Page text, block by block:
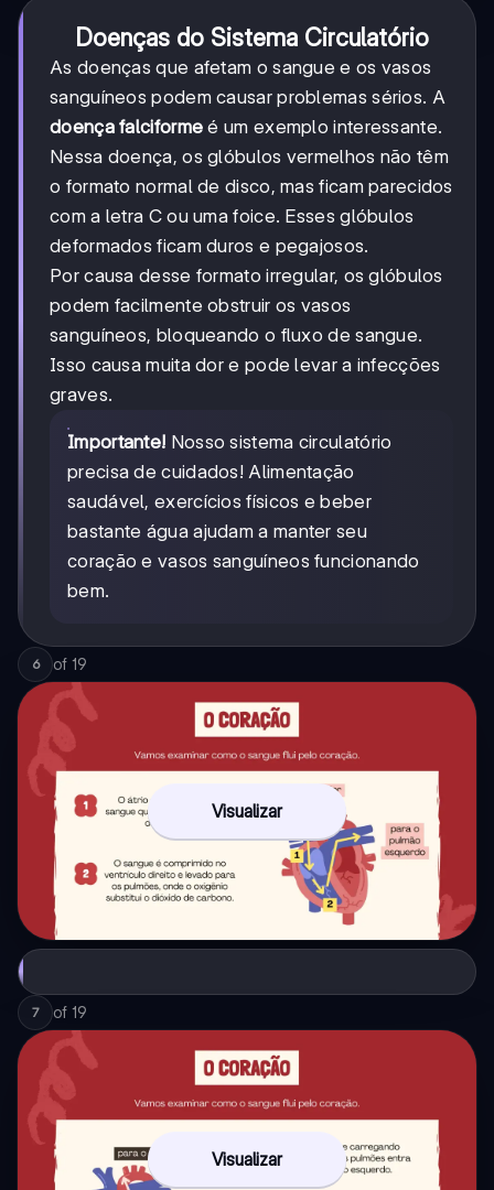
Doenças do Sistema Circulatório
As doenças que afetam o sangue e os vasos
sanguíneos podem causar problemas sérios. A
doença falciforme é um exemplo interessante.
Nessa doença, os glóbulos vermelhos não têm
o formato normal de disco, mas ficam parecidos
com a letra C ou uma foice. Esses glóbulos
deformados ficam duros e pegajosos.
Por causa desse formato irregular, os glóbulos
podem facilmente obstruir os vasos
sanguíneos, bloqueando o fluxo de sangue.
Isso causa muita dor e pode levar a infecções
graves.
Importante! Nosso sistema circulatório
precisa de cuidados! Alimentação
saudável, exercícios físicos e beber
bastante água ajudam a manter seu
coração e vasos sanguíneos funcionando
bem.
6 of 19
Visualizar
7 of 19
Visualizar